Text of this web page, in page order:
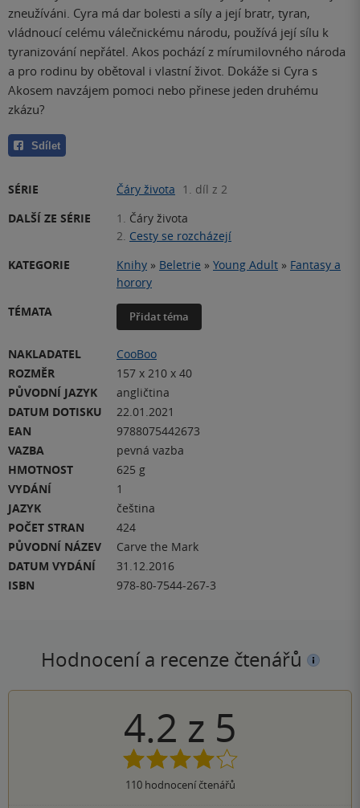
zneužíváni. Cyra má dar bolesti a síly a její bratr, tyran,
vládnoucí celému válečnickému národu, používá její sílu k
tyranizování nepřátel. Akos pochází z mírumilovného národa
a pro rodinu by obětoval i vlastní život. Dokáže si Cyra s
Akosem navzájem pomoci nebo přinese jeden druhému
zkázu?
Sdílet
SÉRIE Čáry života 1. díl z 2
DALŠÍ ZE SÉRIE
1. Čáry života
2. Cesty se rozcházejí
KATEGORIE
Knihy » Beletrie » Young Adult » Fantasy a
horory
TÉMATA
Přidat téma
NAKLADATEL
CooBoo
ROZMĚR
157 x 210 x 40
PŮVODNÍ JAZYK
angličtina
DATUM DOTISKU
22.01.2021
EAN
9788075442673
VAZBA
pevná vazba
HMOTNOST
625 g
VYDÁNÍ
1
JAZYK
čeština
POČET STRAN
424
PŮVODNÍ NÁZEV
Carve the Mark
DATUM VYDÁNÍ
31.12.2016
ISBN
978-80-7544-267-3
Hodnocení a recenze čtenářů
4.2 z 5
110hodnocení čtenářů